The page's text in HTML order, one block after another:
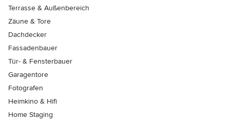
Terrasse & Außenbereich
Zäune & Tore
Dachdecker
Fassadenbauer
Tür- & Fensterbauer
Garagentore
Fotografen
Heimkino & Hifi
Home Staging